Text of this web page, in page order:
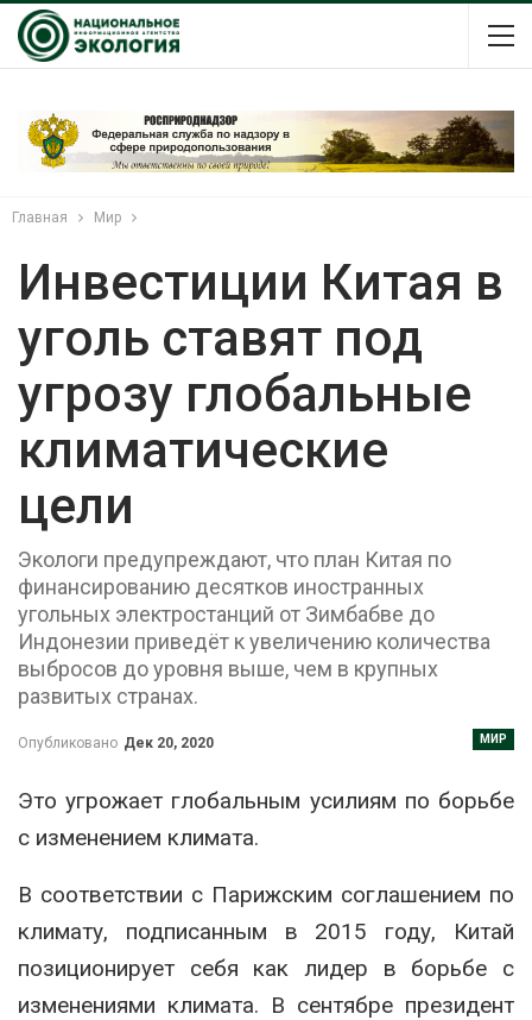
Главная Мир
Инвестиции Китая в
уголь ставят под
угрозу глобальные
климатические
цели
Экологи предупреждают, что план Китая по
финансированию десятков иностранных
угольных электростанций от Зимбабве до
Индонезии приведёт к увеличению количества
выбросов до уровня выше, чем в крупных
развитых странах.
МИР
Опубликовано Дек 20, 2020
Это угрожает глобальным усилиям по борьбе
с изменением климата.
В соответствии с Парижским соглашением по
климату, подписанным в 2015 году, Китай
позиционирует себя как лидер в борьбе с
изменениями климата. В сентябре президент